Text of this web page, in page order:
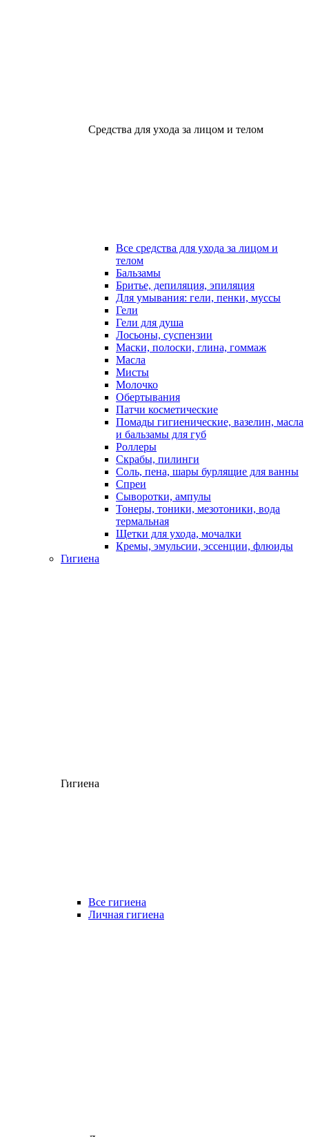
Средства для ухода за лицом и телом
Все средства для ухода за лицом и
телом
Бальзамы
Бритье, депиляция, эпиляция
Для умывания: гели, пенки, муссы
Гели
Гели для душа
Лосьоны, суспензии
Маски, полоски, глина, гоммаж
Масла
Мисты
Молочко
Обертывания
Патчи косметические
Помады гигиенические, вазелин, масла
и бальзамы для губ
Роллеры
Скрабы, пилинги
Соль, пена, шары бурлящие для ванны
Спреи
Сыворотки, ампулы
Тонеры, тоники, мезотоники, вода
термальная
Щетки для ухода, мочалки
Кремы, эмульсии, эссенции, флюиды
Гигиена
Гигиена
Все гигиена
Личная гигиена